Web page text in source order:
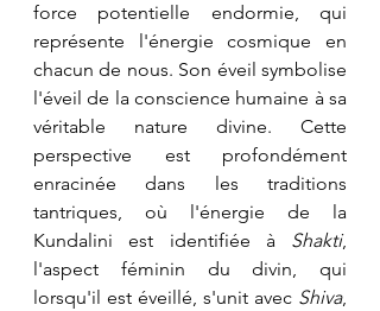
force potentielle endormie, qui
représente l'énergie cosmique en
chacun de nous. Son éveil symbolise
l'éveil de la conscience humaine à sa
véritable nature divine. Cette
perspective est profondément
enracinée dans les traditions
tantriques, où l'énergie de la
Kundalini est identifiée à Shakti,
l'aspect féminin du divin, qui
lorsqu'il est éveillé, s'unit avec Shiva,